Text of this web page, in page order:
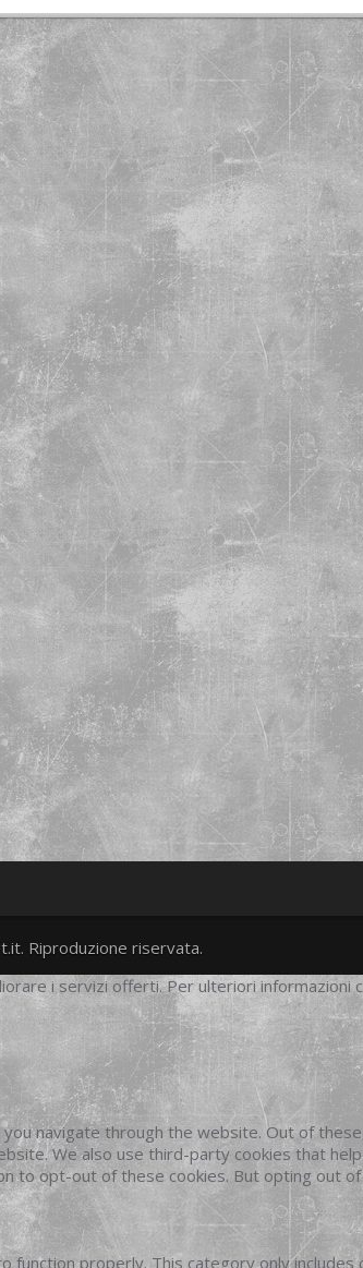
twittergoogleplus
facebook
Riproduzione riservata.
i servizi offerti. Per ulteriori informazioni
navigate through the website. Out of
We also use third-party cookies that
to opt-out of these cookies. But opting out
properly. This category only